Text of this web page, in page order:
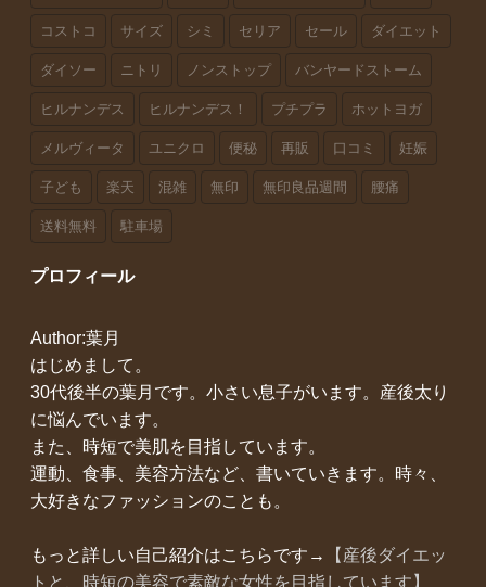
コストコ サイズ シミ セリア セール ダイエット
ダイソー ニトリ ノンストップ バンヤードストーム
ヒルナンデス ヒルナンデス！ プチプラ ホットヨガ
メルヴィータ ユニクロ 便秘 再販 口コミ 妊娠
子ども 楽天 混雑 無印 無印良品週間 腰痛
送料無料 駐車場
プロフィール
Author:葉月
はじめまして。
30代後半の葉月です。小さい息子がいます。産後太り
に悩んでいます。
また、時短で美肌を目指しています。
運動、食事、美容方法など、書いていきます。時々、
大好きなファッションのことも。
もっと詳しい自己紹介はこちらです→
【産後ダイエッ
トと、時短の美容で素敵な女性を目指しています】